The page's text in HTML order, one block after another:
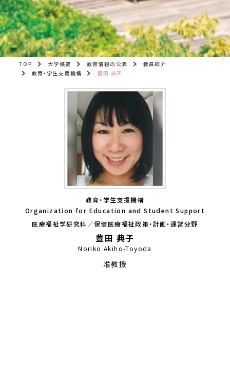
TOP 大学概要 教育情報の公表
教員紹介
教育・学生支援機構
豊田 典子
教育・学生支援機構
Organization for Education and Student Support
医療福祉学研究科／保健医療福祉政策・計画・運営分野
豊田 典子
Noriko Akiho-Toyoda
准教授